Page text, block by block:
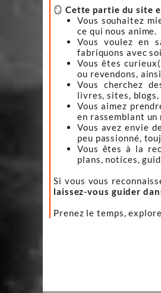
🪞 Cette partie du site
Vous souhaitez
ce qui nous anime.
Vous voulez en
fabriquons avec
Vous êtes
ou revendons,
Vous cherchez
livres, sites,
Vous aimez
en rassemblant un
Vous avez envie
peu passionné,
Vous êtes à la
plans, notices,
Si vous vous
laissez-vous guider
Prenez le temps,